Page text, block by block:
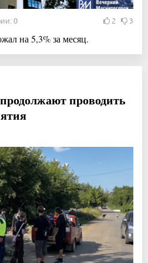
0 2 3
на 5,3% за месяц.
проводить